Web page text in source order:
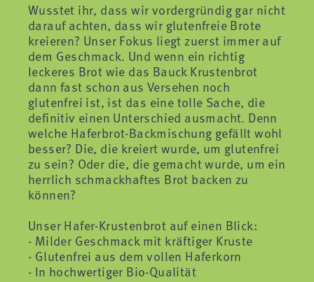
Wusstet ihr, dass wir vordergründig gar nicht
darauf achten, dass wir glutenfreie Brote
kreieren? Unser Fokus liegt zuerst immer auf
dem Geschmack. Und wenn ein richtig
leckeres Brot wie das Bauck Krustenbrot
dann fast schon aus Versehen noch
glutenfrei ist, ist das eine tolle Sache, die
definitiv einen Unterschied ausmacht. Denn
welche Haferbrot-Backmischung gefällt wohl
besser? Die, die kreiert wurde, um glutenfrei
zu sein? Oder die, die gemacht wurde, um ein
herrlich schmackhaftes Brot backen zu
können?
Unser Hafer-Krustenbrot auf einen Blick:
- Milder Geschmack mit kräftiger Kruste
- Glutenfrei aus dem vollen Haferkorn
- In hochwertiger Bio-Qualität